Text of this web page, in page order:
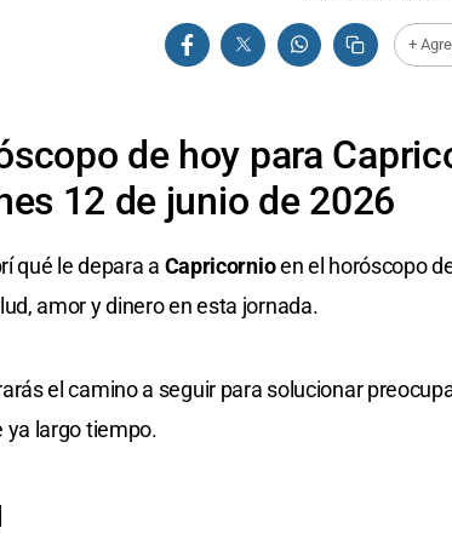
+
de hoy para
12 de junio de 2026
qué le depara a Capricornioen el horóscopo
amor y dinero en esta jornada.
el camino a seguir para solucionar
ya largo tiempo.